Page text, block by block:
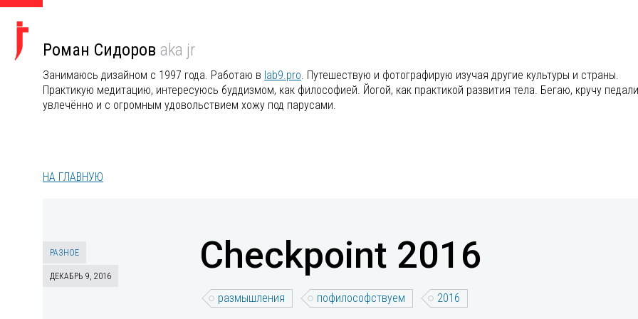
Роман Сидоров aka jr
Занимаюсь дизайном с 1997 года. Работаю в lab9.pro. Путешествую и фотографирую изучая другие культуры и страны.
Практикую медитацию, интересуюсь буддизмом, как философией. Йогой, как практикой развития тела. Бегаю, кручу
увлечённо и с огромным удовольствием хожу под парусами.
НА ГЛАВНУЮ
РАЗНОЕ
ДЕКАБРЬ 9, 2016 Checkpoint 2016
размышления пофилософствуем 2016